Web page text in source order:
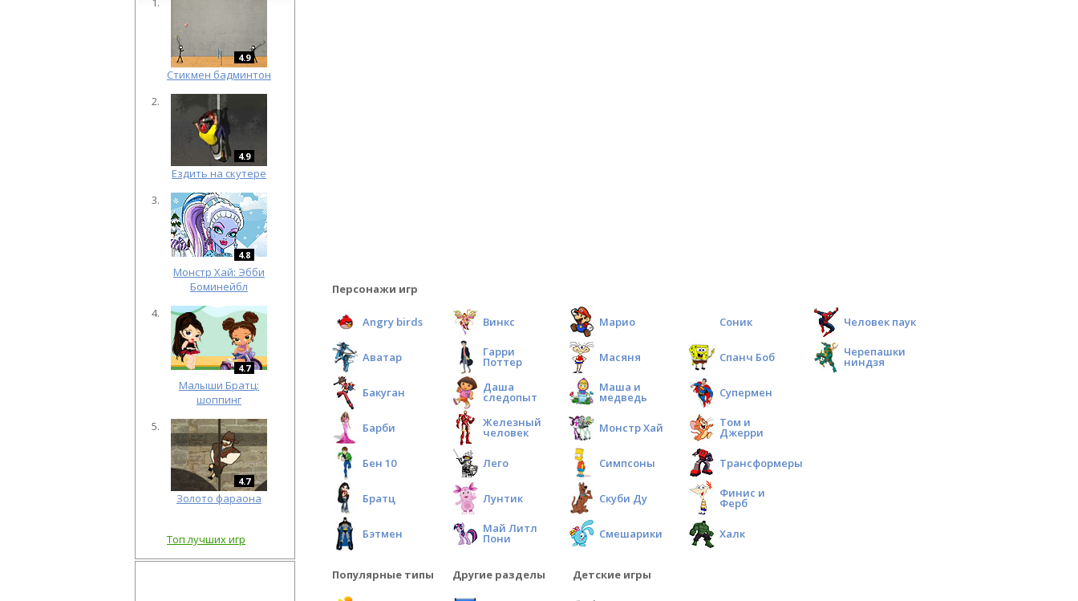
4.9
Cтикмен бадминтон
4.9
Ездить на скутере
4.8
Монстр Хай: Эбби
Боминейбл
4.7
Малыши Братц:
шоппинг
4.7
Золото фараона
Топ лучших игр
Персонажи игр
Angry birds
Аватар
Бакуган
Барби
Бен 10
Братц
Бэтмен
Винкс
Гарри
Поттер
Даша
следопыт
Железный
человек
Лего
Лунтик
Май Литл
Пони
Марио
Масяня
Маша и
медведь
Монстр Хай
Симпсоны
Скуби Ду
Смешарики
Соник
Спанч Боб
Супермен
Том и
Джерри
Трансформеры
Финис и
Ферб
Халк
Человек паук
Черепашки
ниндзя
Популярные типы Другие разделы Детские игры